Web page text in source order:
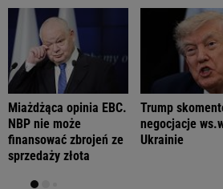
Miażdżąca opinia EBC.
NBP nie może
finansować zbrojeń ze
sprzedaży złota
Trump
negocjacje
Ukrainie